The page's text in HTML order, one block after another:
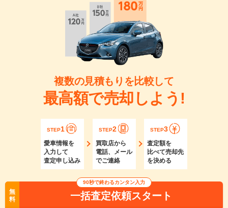
複数の見積もりを比較して
最高額で売却しよう!
STEP1
愛車情報を
入力して
査定申し込み
STEP2
買取店から
電話、メール
でご連絡
STEP3
査定額を
比べて売却先
を決める
無
料
90秒で終わるカンタン入力
一括査定依頼スタート